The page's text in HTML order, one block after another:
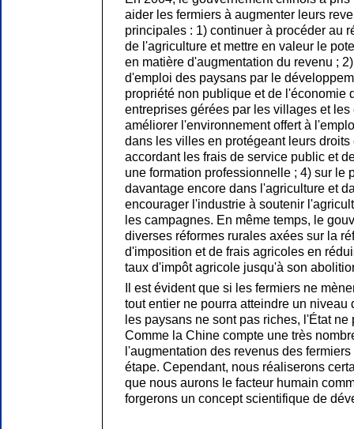
aider les fermiers à augmenter leurs
principales : 1) continuer à procéder au
de l'agriculture et mettre en valeur le
en matière d'augmentation du revenu ;
d'emploi des paysans par le
propriété non publique et de l'économie
entreprises gérées par les villages et
améliorer l'environnement offert à
dans les villes en protégeant leurs
accordant les frais de service public et
une formation professionnelle ; 4) sur le
davantage encore dans l'agriculture et
encourager l'industrie à soutenir
les campagnes. En même temps, le
diverses réformes rurales axées sur la
d'imposition et de frais agricoles en
taux d'impôt agricole jusqu'à son
Il est évident que si les fermiers ne
tout entier ne pourra atteindre un
les paysans ne sont pas riches, l'État
Comme la Chine compte une très
l'augmentation des revenus des
étape. Cependant, nous réaliserons
que nous aurons le facteur humain
forgerons un concept scientifique de